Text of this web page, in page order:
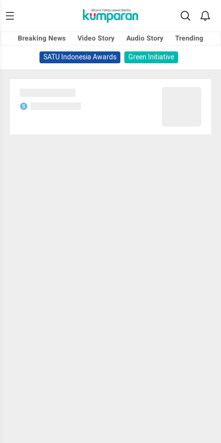
Breaking News Video Story Audio Story
Trending
SATU Indonesia Awards
Green Initiative
S